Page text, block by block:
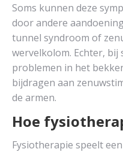
Soms kunnen deze
door andere
tunnel syndroom of
wervelkolom. Echter,
problemen in het
bijdragen aan
de armen.
Hoe
Fysiotherapie speelt